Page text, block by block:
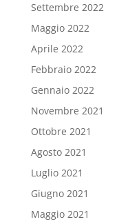
Settembre 2022
Maggio 2022
Aprile 2022
Febbraio 2022
Gennaio 2022
Novembre 2021
Ottobre 2021
Agosto 2021
Luglio 2021
Giugno 2021
Maggio 2021